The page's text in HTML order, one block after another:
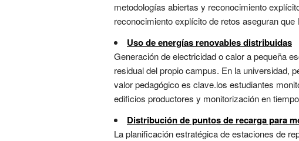
metodologías abiertas y reconocimiento
reconocimiento explícito de retos aseguran
Uso de energías renovables distribuidas
Generación de electricidad o calor a pequeña
residual del propio campus. En la universidad,
valor pedagógico es clave.los estudiantes
edificios productores y monitorización en
Distribución de puntos de recarga para
La planificación estratégica de estaciones de